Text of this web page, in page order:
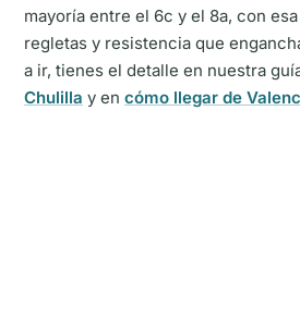
mayoría entre el 6c y el 8a, con
regletas y resistencia que
a ir, tienes el detalle en nuestra
Chulilla y en cómo llegar de